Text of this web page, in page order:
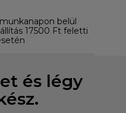
belül
17500 Ft feletti
és légy